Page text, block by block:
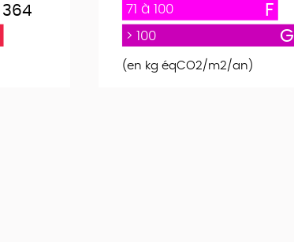
364 F
71 à 100
G
> 100
(en kg éqCO2/m2/an)